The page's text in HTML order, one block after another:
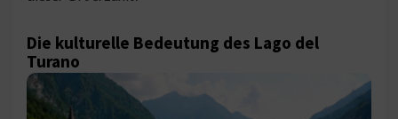
Die kulturelle Bedeutung des Lago del
Turano